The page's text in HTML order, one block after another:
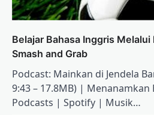
Belajar Bahasa Inggris Melalui
Smash and Grab
Podcast: Mainkan di Jendela
9:43 – 17.8MB) |
Podcasts | Spotify | Musik…